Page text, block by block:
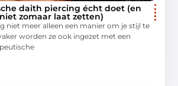
daith piercing écht doet (en
zomaar laat zetten)
niet meer alleen een manier om je stijl te
worden ze ook ingezet met een